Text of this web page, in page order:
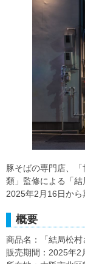
豚そばの専門店、
類」監修による「
2025年2月16日から
概要
商品名：「結局松村
販売期間：2025年2